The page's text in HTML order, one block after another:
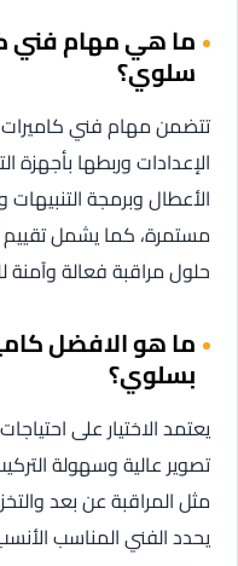
ما هي مهام فني
سلوي؟
تتضمن مهام فني كاميرات
الإعدادات وربطها بأجهزة
الأعطال وبرمجة
مستمرة، كما يشمل
حلول مراقبة فعالة وآمنة
بسلوي؟
مثل المراقبة عن بعد
يحدد الفني المناسب